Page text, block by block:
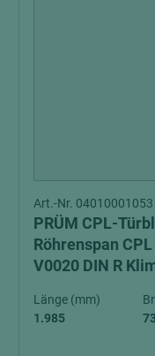
Art.-Nr. 04010001053
PRÜM CPL-
Röhrenspan
V0020 DIN R
Länge (mm)
1.985